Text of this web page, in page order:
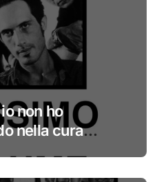
non ho
nella cura